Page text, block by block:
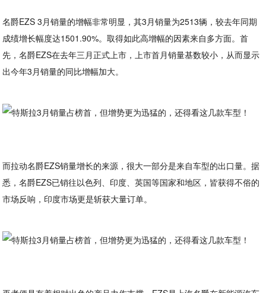
名爵EZS 3月销量的增幅非常明显，其3月销量为2513辆，较去年同期
成绩增长幅度达1501.90%。取得如此高增幅的因素来自多方面。首
先，名爵EZS在去年三月正式上市，上市首月销量基数较小，从而显示
出今年3月销量的同比增幅加大。
而拉动名爵EZS销量增长的来源，很大一部分是来自车型的出口量。据
悉，名爵EZS已销往以色列、印度、英国等国家和地区，皆获得不俗的
市场反响，印度市场更是斩获大量订单。